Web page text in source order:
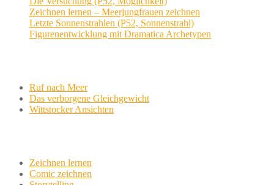
Zeichnen lernen – Meerjungfrauen zeichnen
Letzte Sonnenstrahlen (P52, Sonnenstrahl)
Figurenentwicklung mit Dramatica Archetypen
Ruf nach Meer
Das verborgene Gleichgewicht
Wittstocker Ansichten
Zeichnen lernen
Comic zeichnen